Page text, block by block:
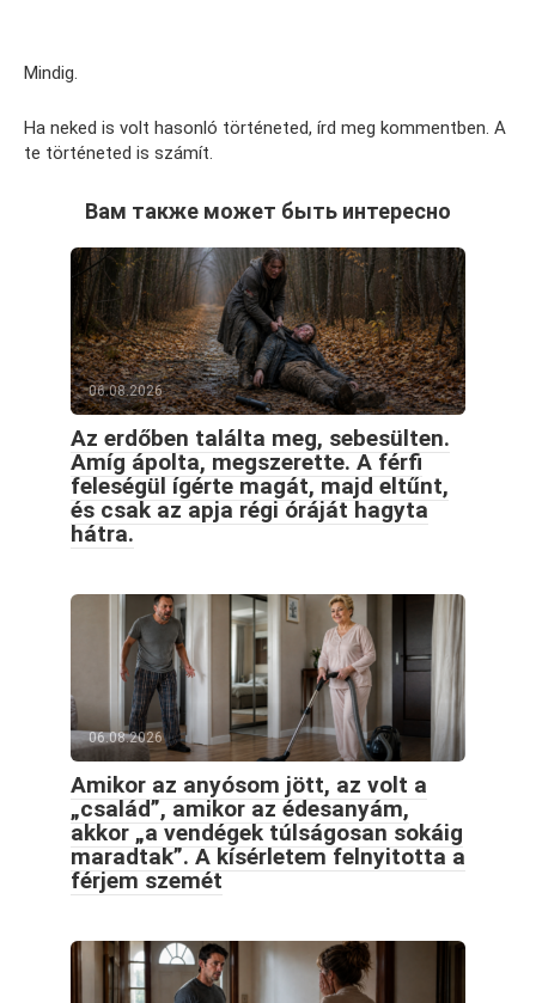
Mindig.
Ha neked is volt hasonló történeted, írd meg kommentben. A
te történeted is számít.
Вам также может быть интересно
06.08.2026
Az erdőben találta meg, sebesülten.
Amíg ápolta, megszerette. A férfi
feleségül ígérte magát, majd eltűnt,
és csak az apja régi óráját hagyta
hátra.
06.08.2026
Amikor az anyósom jött, az volt a
„család”, amikor az édesanyám,
akkor „a vendégek túlságosan sokáig
maradtak”. A kísérletem felnyitotta a
férjem szemét